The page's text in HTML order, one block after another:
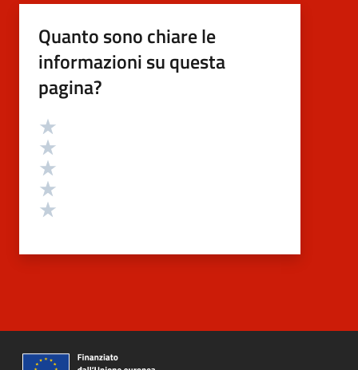
Quanto sono chiare le
informazioni su questa
pagina?
Valutazione